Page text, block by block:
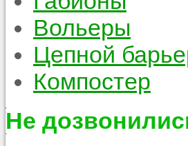
Вольеры
Цепной
Компостер
Не